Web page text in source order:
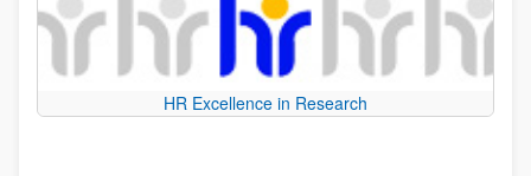
HR Excellence in Research